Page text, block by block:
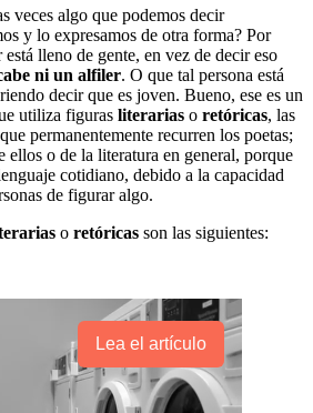
veces algo que podemos decir
y lo expresamos de otra forma? Por
lleno de gente, en vez de decir eso
ni un alfiler. O que tal persona está
decir que es joven. Bueno, ese es un
utiliza figuras literarias o retóricas, las
permanentemente recurren los poetas;
ellos o de la literatura en general, porque
cotidiano, debido a la capacidad
de figurar algo.
o retóricas son las siguientes:
Lea el artículo